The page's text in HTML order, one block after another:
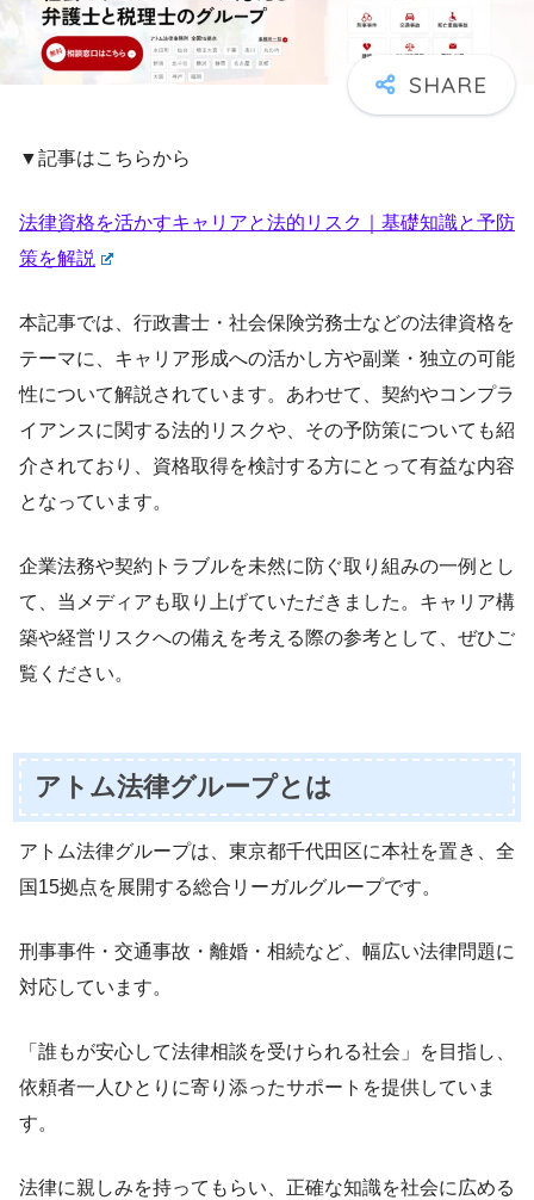
▼記事はこちらから
法律資格を活かすキャリアと法的リスク｜基礎知識と予防
策を解説
本記事では、行政書士・社会保険労務士などの法律資格を
テーマに、キャリア形成への活かし方や副業・独立の可能
性について解説されています。あわせて、契約やコンプラ
イアンスに関する法的リスクや、その予防策についても紹
介されており、資格取得を検討する方にとって有益な内容
となっています。
企業法務や契約トラブルを未然に防ぐ取り組みの一例とし
て、当メディアも取り上げていただきました。キャリア構
築や経営リスクへの備えを考える際の参考として、ぜひご
覧ください。
アトム法律グループとは
アトム法律グループは、東京都千代田区に本社を置き、全
国15拠点を展開する総合リーガルグループです。
刑事事件・交通事故・離婚・相続など、幅広い法律問題に
対応しています。
「誰もが安心して法律相談を受けられる社会」を目指し、
依頼者一人ひとりに寄り添ったサポートを提供していま
す。
法律に親しみを持ってもらい、正確な知識を社会に広める